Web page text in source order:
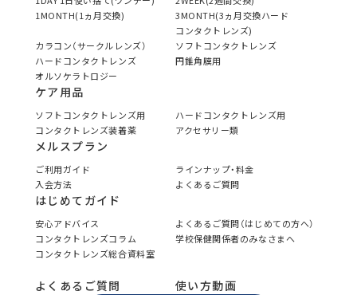
1MONTH(1ヵ月交換)
3MONTH(3ヵ月交換ハード
コンタクトレンズ)
カラコン（サークルレンズ）
ソフトコンタクトレンズ
ハードコンタクトレンズ
円錐角膜用
オルソケラトロジー
ケア用品
ソフトコンタクトレンズ用
ハードコンタクトレンズ用
コンタクトレンズ装着薬
アクセサリー類
メルスプラン
ご利用ガイド
ラインナップ・料金
入会方法
よくあるご質問
はじめてガイド
安心アドバイス
よくあるご質問（はじめての方へ）
コンタクトレンズコラム
学校保健関係者のみなさまへ
コンタクトレンズ総合資料室
よくあるご質問 使い方動画